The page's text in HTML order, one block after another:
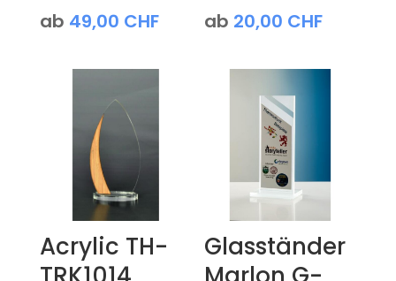
ab 49,00 CHF ab 20,00 CHF
Acrylic TH-
Glasständer